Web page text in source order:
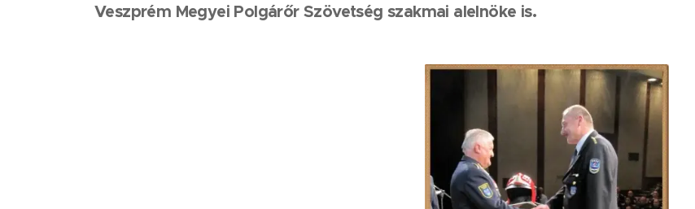
Veszprém Megyei Polgárőr Szövetség szakmai alelnöke is.